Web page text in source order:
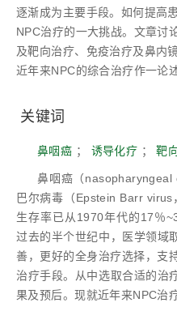
逐渐成为主要手段。如何提高
NPC治疗的一大挑战。文章讨
及靶向治疗、免疫治疗及鼻内
近年来NPC的综合治疗作一论述
关键词
鼻咽癌 ； 诱导化疗 ；靶
鼻咽癌（nasopharyngeal
巴尔病毒（Epstein Barr
生存率已从1970年代的17％
过去的半个世纪中，医学领域
善，更好的全身治疗选择，支
治疗手段。从中选取合适的治
果及预后。现就近年来NPC治